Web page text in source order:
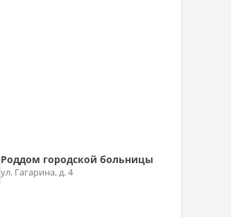
Роддом городской больницы
ул. Гагарина, д. 4